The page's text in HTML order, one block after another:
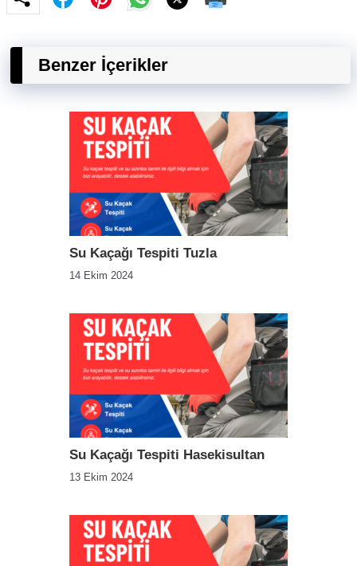
Benzer İçerikler
Su Kaçağı Tespiti Tuzla
14 Ekim 2024
Su Kaçağı Tespiti Hasekisultan
13 Ekim 2024